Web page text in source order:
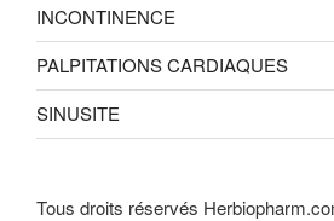
INCONTINENCE
PALPITATIONS CARDIAQUES
SINUSITE
Tous droits réservés